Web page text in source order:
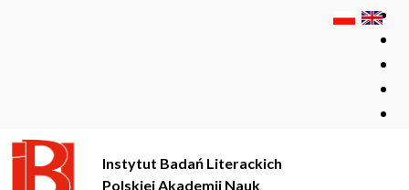
Instytut Badań Literackich
Polskiej Akademii Nauk